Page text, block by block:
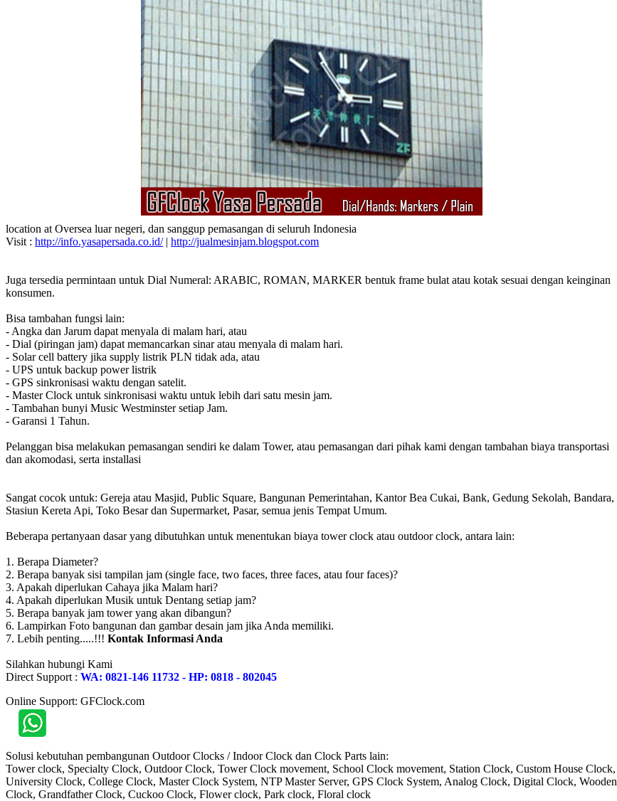
location at Oversea luar negeri, dan sanggup pemasangan di seluruh Indonesia
Visit : http://info.yasapersada.co.id/| http://jualmesinjam.blogspot.com
Juga tersedia permintaan untuk Dial Numeral: ARABIC, ROMAN, MARKER bentuk frame bulat atau kotak sesuai dengan keinginan
konsumen.
Bisa tambahan fungsi lain:
- Angka dan Jarum dapat menyala di malam hari, atau
- Dial (piringan jam) dapat memancarkan sinar atau menyala di malam hari.
- Solar cell battery jika supply listrik PLN tidak ada, atau
- UPS untuk backup power listrik
- GPS sinkronisasi waktu dengan satelit.
- Master Clock untuk sinkronisasi waktu untuk lebih dari satu mesin jam.
- Tambahan bunyi Music Westminster setiap Jam.
- Garansi 1 Tahun.
Pelanggan bisa melakukan pemasangan sendiri ke dalam Tower, atau pemasangan dari pihak kami dengan tambahan biaya transportasi
dan akomodasi, serta installasi
Sangat cocok untuk: Gereja atau Masjid, Public Square, Bangunan Pemerintahan, Kantor Bea Cukai, Bank, Gedung Sekolah, Bandara,
Stasiun Kereta Api, Toko Besar dan Supermarket, Pasar, semua jenis Tempat Umum.
Beberapa pertanyaan dasar yang dibutuhkan untuk menentukan biaya tower clock atau outdoor clock, antara lain:
1. Berapa Diameter?
2. Berapa banyak sisi tampilan jam (single face, two faces, three faces, atau four faces)?
3. Apakah diperlukan Cahaya jika Malam hari?
4. Apakah diperlukan Musik untuk Dentang setiap jam?
5. Berapa banyak jam tower yang akan dibangun?
6. Lampirkan Foto bangunan dan gambar desain jam jika Anda memiliki.
7. Lebih penting.....!!! Kontak Informasi Anda
Silahkan hubungi Kami
Direct Support : WA: 0821-146 11732 - HP: 0818 - 802045
Online Support: GFClock.com
Solusi kebutuhan pembangunan Outdoor Clocks / Indoor Clock dan Clock Parts lain:
Tower clock, Specialty Clock, Outdoor Clock, Tower Clock movement, School Clock movement, Station Clock, Custom House Clock,
University Clock, College Clock, Master Clock System, NTP Master Server, GPS Clock System, Analog Clock, Digital Clock, Wooden
Clock, Grandfather Clock, Cuckoo Clock, Flower clock, Park clock, Floral clock